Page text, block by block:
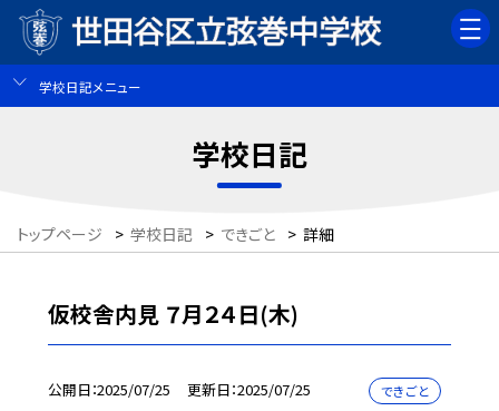
学校日記メニュー
学校日記
トップページ > 学校日記 > できごと > 詳細
仮校舎内見 ７月２４日(木)
公開日 2025/07/25 更新日 2025/07/25 できごと